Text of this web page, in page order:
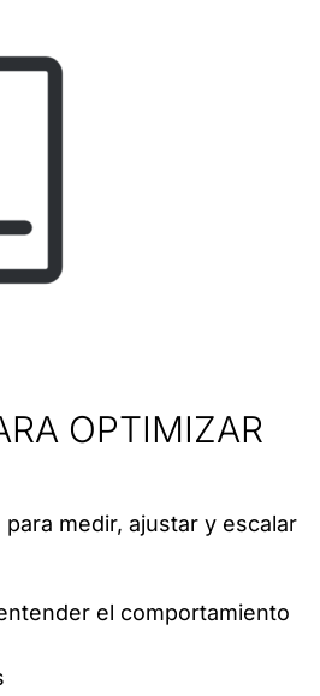
OPTIMIZAR
medir, ajustar y escalar
el comportamiento